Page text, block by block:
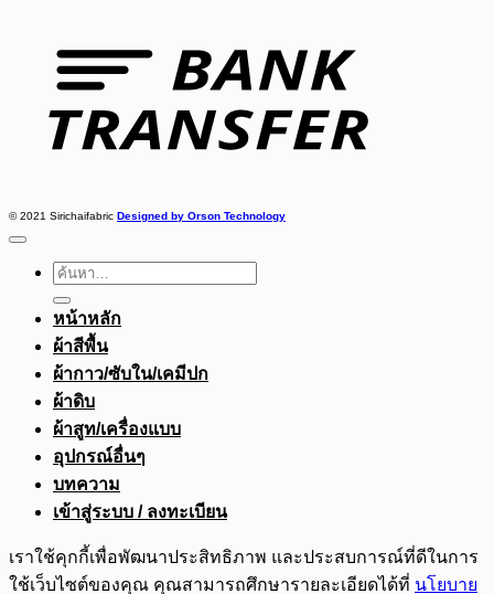
© 2021 Sirichaifabric Designed by Orson Technology
ค้นหา:
หน้าหลัก
ผ้าสีพื้น
ผ้ากาว/ซับใน/เคมีปก
ผ้าดิบ
ผ้าสูท/เครื่องแบบ
อุปกรณ์อื่นๆ
บทความ
เข้าสู่ระบบ / ลงทะเบียน
เราใช้คุกกี้เพื่อพัฒนาประสิทธิภาพ และประสบการณ์ที่ดีในการ
ใช้เว็บไซต์ของคุณ คุณสามารถศึกษารายละเอียดได้ที่ นโยบาย